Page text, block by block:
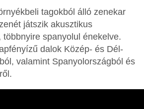
tagokból álló zenekar
játszik akusztikus
többnyire spanyolul énekelve.
dalok Közép- és Dél-
valamint Spanyolországból és